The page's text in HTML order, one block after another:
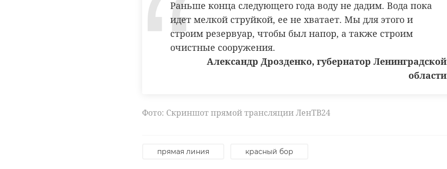
Раньше конца следующего года воду не дадим. Вода пока
идет мелкой струйкой, ее не хватает. Мы для этого и
строим резервуар, чтобы был напор, а также строим
очистные сооружения.
Александр Дрозденко, губернатор Ленинградской
области
Фото: Скриншот прямой трансляции ЛенТВ24
прямая линия красный бор